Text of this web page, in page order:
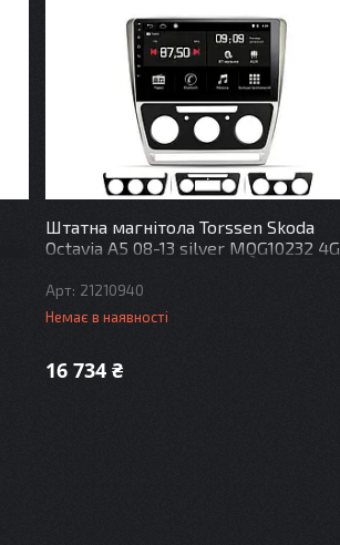
Штатна магнітола Torssen Skoda
Octavia A5 08-13 silver MQG10232 4G
21210940
Немає в наявності
16 734 ₴